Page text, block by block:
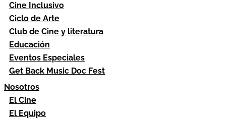
Cine Inclusivo
Ciclo de Arte
Club de Cine y literatura
Educación
Eventos Especiales
Get Back Music Doc Fest
Nosotros
El Cine
El Equipo